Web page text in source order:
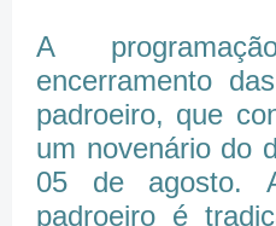
A
encerramento
padroeiro, que
um novenário do
05 de agosto.
padroeiro é